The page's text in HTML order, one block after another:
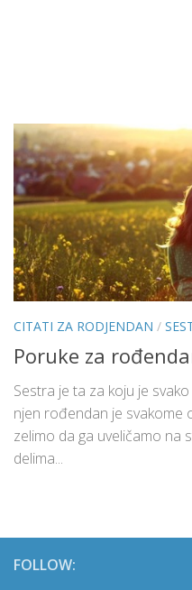
CITATI ZA RODJENDAN /
Poruke za
Sestra je ta za koju je
njen rođendan je svakome
zelimo da ga uveličamo na
delima...
FOLLOW: